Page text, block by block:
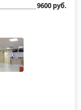
9600 руб.